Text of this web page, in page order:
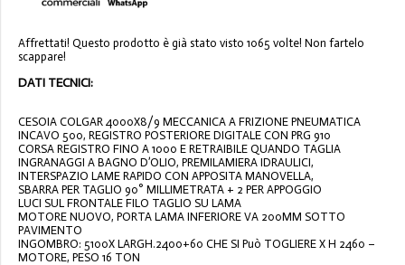
Affrettati! Questo prodotto è già stato visto 1065 volte! Non fartelo
scappare!
DATI TECNICI:
CESOIA COLGAR 4000X8/9 MECCANICA A FRIZIONE PNEUMATICA
INCAVO 500, REGISTRO POSTERIORE DIGITALE CON PRG 910
CORSA REGISTRO FINO A 1000 E RETRAIBILE QUANDO TAGLIA
INGRANAGGI A BAGNO D’OLIO, PREMILAMIERA IDRAULICI,
INTERSPAZIO LAME RAPIDO CON APPOSITA MANOVELLA,
SBARRA PER TAGLIO 90° MILLIMETRATA + 2 PER APPOGGIO
LUCI SUL FRONTALE FILO TAGLIO SU LAMA
MOTORE NUOVO, PORTA LAMA INFERIORE VA 200MM SOTTO
PAVIMENTO
INGOMBRO: 5100X LARGH.2400+60 CHE SI Può TOGLIERE X H 2460 –
MOTORE, PESO 16 TON